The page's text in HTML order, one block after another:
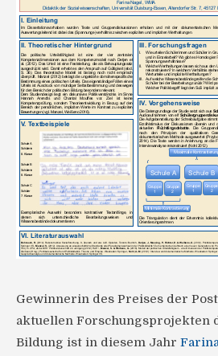
Gewinnerin des Preises der
aktuellen Forschungsprojekten
Bildung ist in diesem Jahr